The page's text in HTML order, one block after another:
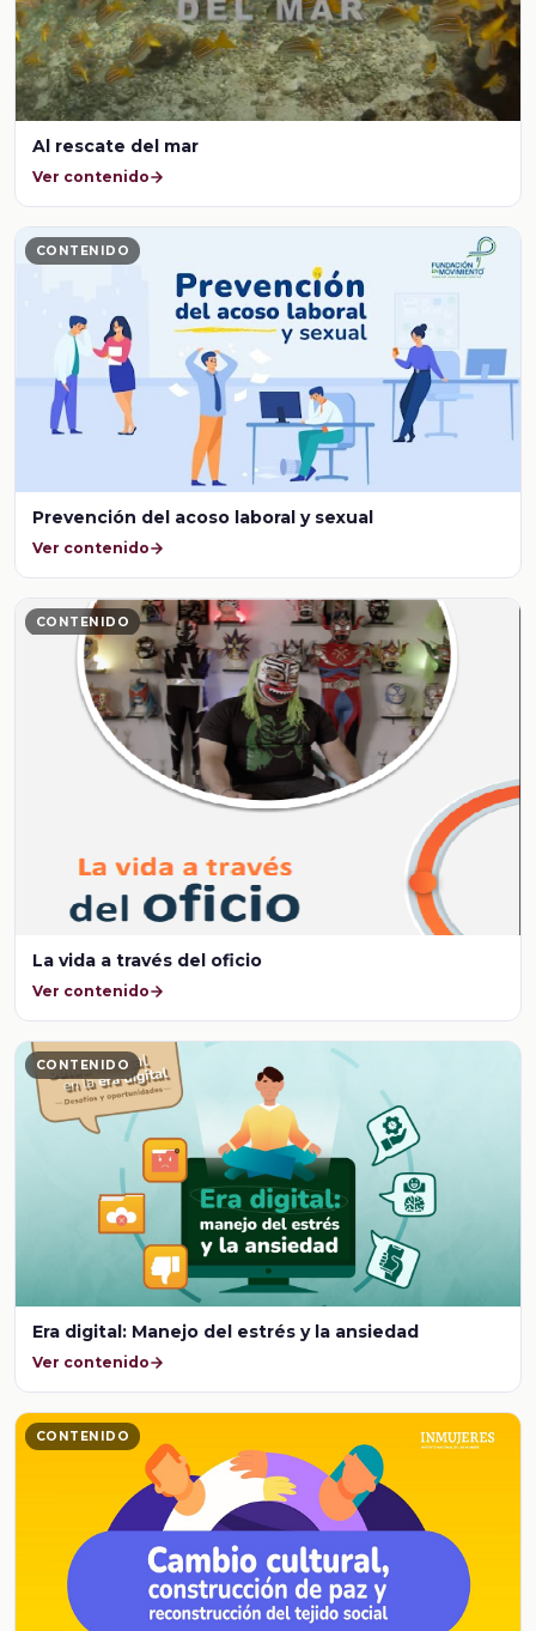
Al rescate del mar
Ver contenido
CONTENIDO
Prevención del acoso laboral y sexual
Ver contenido
CONTENIDO
La vida a través del oficio
Ver contenido
CONTENIDO
Era digital: Manejo del estrés y la ansiedad
Ver contenido
CONTENIDO